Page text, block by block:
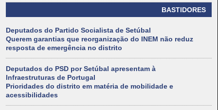
BASTIDORES
Deputados do Partido Socialista de Setúbal
Querem garantias que reorganização do INEM não reduz
resposta de emergência no distrito
Deputados do PSD por Setúbal apresentam à
Infraestruturas de Portugal
Prioridades do distrito em matéria de mobilidade e
acessibilidades